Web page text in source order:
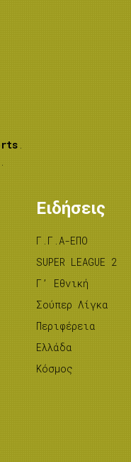
.
.
Ειδήσεις
Γ.Γ.Α-ΕΠΟ
SUPER LEAGUE 2
Γ’ Εθνική
Σούπερ Λίγκα
Περιφέρεια
Ελλάδα
Κόσμος